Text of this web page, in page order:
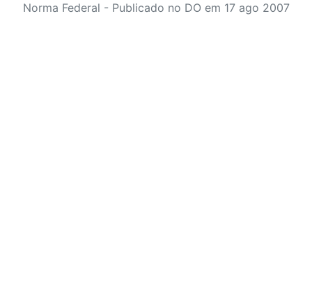
Norma Federal - Publicado no DO em 17 ago 2007